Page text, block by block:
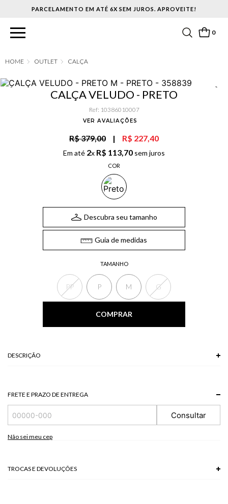
PARCELAMENTO EM ATÉ 6X SEM JUROS. APROVEITE!
0
OUTLET CALÇA
CALÇA VELUDO - PRETO
Ref: 10386010007
VER AVALIAÇÕES
R$ 379,00 | R$ 227,40
Em até 2x R$ 113,70 sem juros
COR
TAMANHO
PP P M G
Descubra seu tamanho
Guia de medidas
COMPRAR
DESCRIÇÃO
92% POLIESTER + 8% ELASTANO
FRETE E PRAZO DE ENTREGA
Consultar
Não sei meu cep
TROCAS E DEVOLUÇÕES